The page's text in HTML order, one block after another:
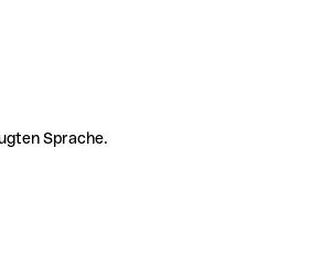
Sprache.